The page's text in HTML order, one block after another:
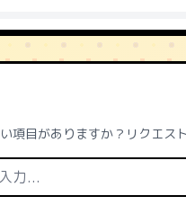
項目がありますか？リクエス